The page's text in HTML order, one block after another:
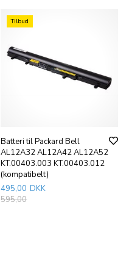
Tilbud
Batteri til Packard Bell
AL12A32 AL12A42 AL12A52
KT.00403.003 KT.00403.012
(kompatibelt)
495,00 DKK
595,00